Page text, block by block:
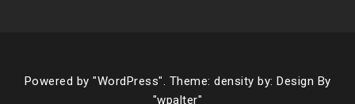
Powered by "WordPress". Theme: density by: Design By
"wpalter"